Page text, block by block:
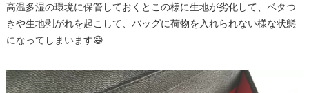
高温多湿の環境に保管しておくとこの様に生地が劣化して、ベタつ
きや生地剥がれを起こして、バッグに荷物を入れられない様な状態
になってしまいます😅